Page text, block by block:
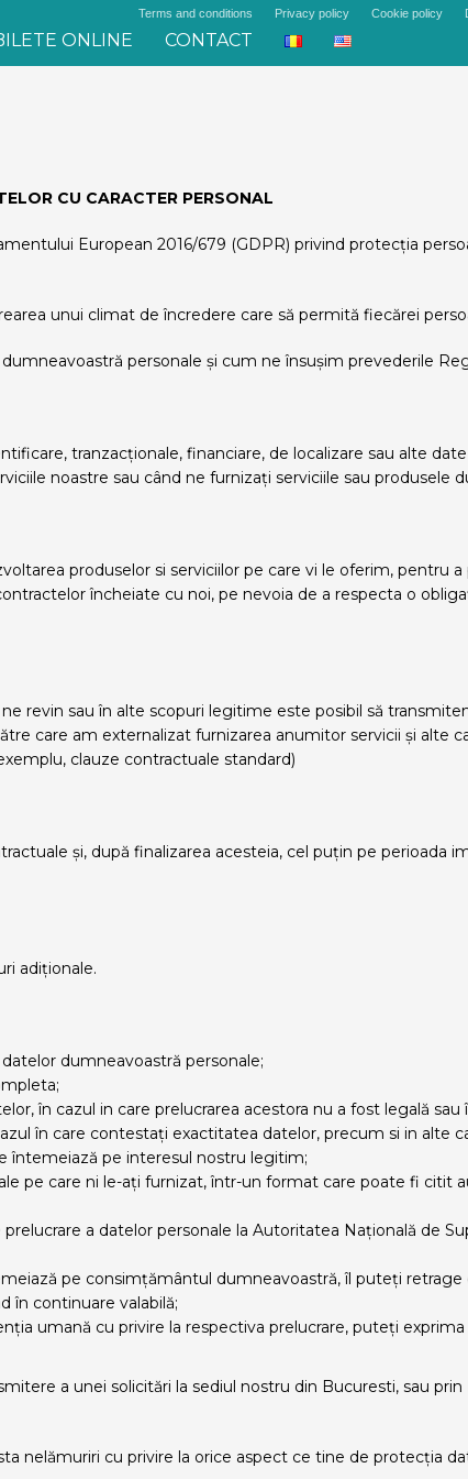
Terms and conditions Privacy policy Cookie policy
ONLINE CONTACT
CU CARACTER PERSONAL
European 2016/679 (GDPR) privind protecția
unui climat de încredere care să permită fiecărei
personale și cum ne însușim prevederile
tranzacționale, financiare, de localizare sau alte
noastre sau când ne furnizați serviciile sau produsele
produselor si serviciilor pe care vi le oferim, pentru
încheiate cu noi, pe nevoia de a respecta o
revin sau în alte scopuri legitime este posibil să
care am externalizat furnizarea anumitor servicii și alte
clauze contractuale standard)
și, după finalizarea acesteia, cel puțin pe perioada
adiționale.
dumneavoastră personale;
în cazul in care prelucrarea acestora nu a fost legală
în care contestați exactitatea datelor, precum si in alte
întemeiază pe interesul nostru legitim;
pe care ni le-ați furnizat, într-un format care poate fi citit
a datelor personale la Autoritatea Națională de
pe consimțământul dumneavoastră, îl puteți
în continuare valabilă;
umană cu privire la respectiva prelucrare, puteți
a unei solicitări la sediul nostru din Bucuresti, sau prin
cu privire la orice aspect ce tine de protecția